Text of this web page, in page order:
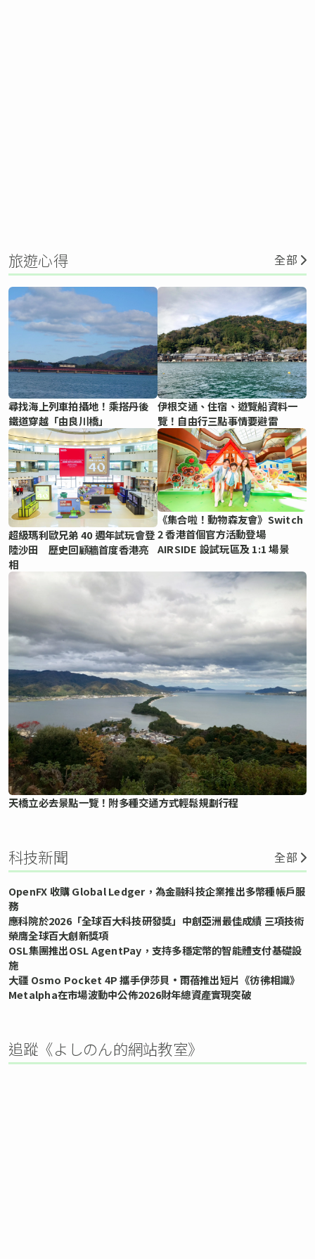
旅遊心得 全部
尋找海上列車拍攝地！乘搭丹後
鐵道穿越「由良川橋」
伊根交通、住宿、遊覽船資料一
覽！自由行三點事情要避雷
超級瑪利歐兄弟 40 週年試玩會登
陸沙田 歷史回顧牆首度香港亮
相
《集合啦！動物森友會》Switch
2 香港首個官方活動登場
AIRSIDE 設試玩區及 1:1 場景
天橋立必去景點一覽！附多種交通方式輕鬆規劃行程
科技新聞 全部
OpenFX 收購 Global Ledger，為金融科技企業推出多幣種帳戶服
務
應科院於2026「全球百大科技研發獎」中創亞洲最佳成績 三項技術
榮膺全球百大創新獎項
OSL集團推出OSL AgentPay，支持多穩定幣的智能體支付基礎設
施
大疆 Osmo Pocket 4P 攜手伊莎貝•雨蓓推出短片《彷彿相識》
Metalpha在市場波動中公佈2026財年總資產實現突破
追蹤《よしのん的網站教室》